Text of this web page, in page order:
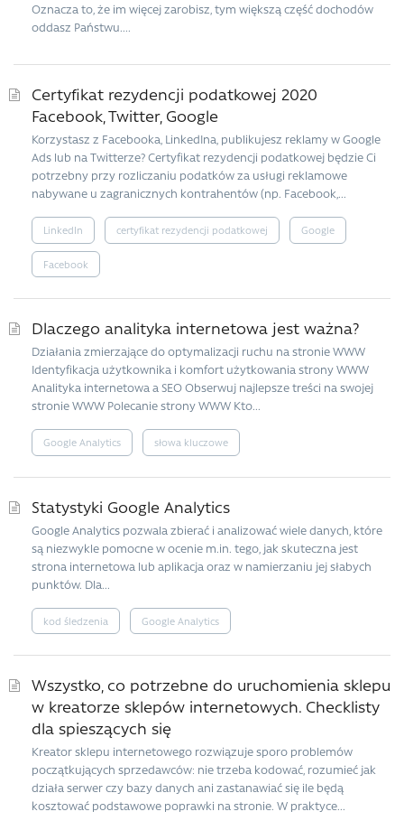
Oznacza to, że im więcej zarobisz, tym większą część dochodów
oddasz Państwu....
Certyfikat rezydencji podatkowej 2020
Facebook, Twitter, Google
Korzystasz z Facebooka, LinkedIna, publikujesz reklamy w Google
Ads lub na Twitterze? Certyfikat rezydencji podatkowej będzie Ci
potrzebny przy rozliczaniu podatków za usługi reklamowe
nabywane u zagranicznych kontrahentów (np. Facebook,...
LinkedIn certyfikat rezydencji podatkowej Google
Facebook
Dlaczego analityka internetowa jest ważna?
Działania zmierzające do optymalizacji ruchu na stronie WWW
Identyfikacja użytkownika i komfort użytkowania strony WWW
Analityka internetowa a SEO Obserwuj najlepsze treści na swojej
stronie WWW Polecanie strony WWW Kto...
Google Analytics słowa kluczowe
Statystyki Google Analytics
Google Analytics pozwala zbierać i analizować wiele danych, które
są niezwykle pomocne w ocenie m.in. tego, jak skuteczna jest
strona internetowa lub aplikacja oraz w namierzaniu jej słabych
punktów. Dla...
kod śledzenia Google Analytics
Wszystko, co potrzebne do uruchomienia sklepu
w kreatorze sklepów internetowych. Checklisty
dla spieszących się
Kreator sklepu internetowego rozwiązuje sporo problemów
początkujących sprzedawców: nie trzeba kodować, rozumieć jak
działa serwer czy bazy danych ani zastanawiać się ile będą
kosztować podstawowe poprawki na stronie. W praktyce...